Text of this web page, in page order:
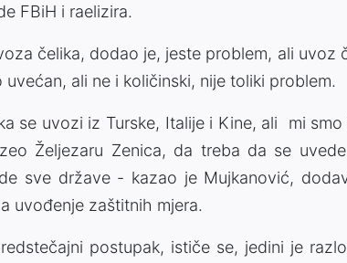
FBiH i raelizira.
čelika, dodao je, jeste problem, ali uvoz
uvećan, ali ne i količinski, nije toliki problem.
se uvozi iz Turske, Italije i Kine, ali mi
Željezaru Zenica, da treba da se
sve države - kazao je Mujkanović,
uvođenje zaštitnih mjera.
postupak, ističe se, jedini je